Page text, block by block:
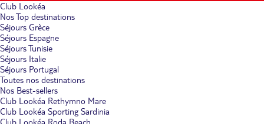
Club Lookéa
Nos Top destinations
Séjours Grèce
Séjours Espagne
Séjours Tunisie
Séjours Italie
Séjours Portugal
Toutes nos destinations
Nos Best-sellers
Club Lookéa Rethymno Mare
Club Lookéa Sporting Sardinia